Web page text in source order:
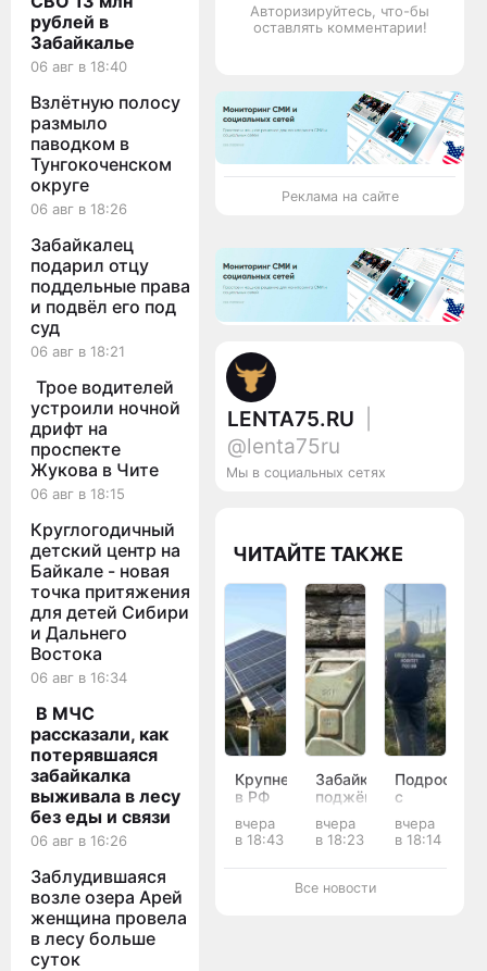
рублей в
Забайкалье
06 авг в 18:40
Взлётную полосу
размыло
паводком в
Тунгокоченском
округе
06 авг в 18:26
Забайкалец
подарил отцу
поддельные права
и подвёл его под
суд
06 авг в 18:21
Трое водителей
устроили ночной
дрифт на
проспекте
Жукова в Чите
06 авг в 18:15
Круглогодичный
детский центр на
Байкале - новая
точка притяжения
для детей Сибири
и Дальнего
Востока
06 авг в 16:34
В МЧС
рассказали, как
потерявшаяся
забайкалка
выживала в лесу
без еды и связи
06 авг в 16:26
Заблудившаяся
возле озера Арей
женщина провела
в лесу больше
суток
Авторизируйтесь, что-бы
оставлять комментарии!
Реклама на сайте
LENTA75.RU
@lenta75ru
Мы в социальных сетях
ЧИТАЙТЕ ТАКЖЕ
Крупнейшую
в РФ
электростанцию
запустили
в
Забайкалье
вчера
в 18:43
Забайкалец
поджёг
автомобиля
у
приятеля
после
вчера
в 18:23
Подростка
с
из
Забайкалья
доставят
вчера
в 18:14
Все новости